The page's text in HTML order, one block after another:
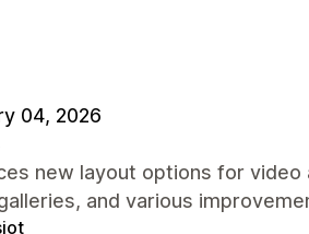
04, 2026
new layout options for
and various